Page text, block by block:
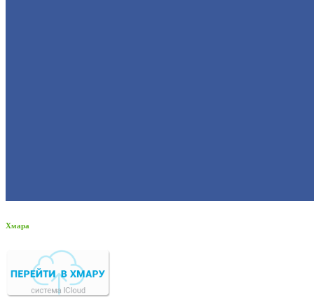
Хмара